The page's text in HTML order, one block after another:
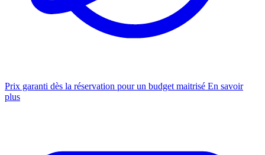
Prix garanti dès la réservation pour un budget maitrisé En savoir
plus